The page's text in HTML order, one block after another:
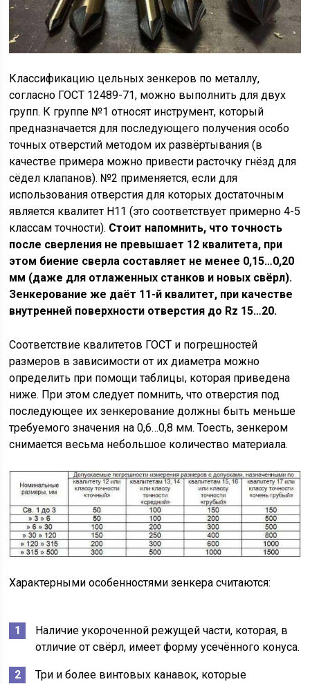
Классификацию цельных зенкеров по металлу,
согласно ГОСТ 12489-71, можно выполнить для двух
групп. К группе №1 относят инструмент, который
предназначается для последующего получения особо
точных отверстий методом их развёртывания (в
качестве примера можно привести расточку гнёзд для
сёдел клапанов). №2 применяется, если для
использования отверстия для которых достаточным
является квалитет Н11 (это соответствует примерно 4-5
классам точности). Стоит напомнить, что точность
после сверления не превышает 12 квалитета, при
этом биение сверла составляет не менее 0,15…0,20
мм (даже для отлаженных станков и новых свёрл).
Зенкерование же даёт 11-й квалитет, при качестве
внутренней поверхности отверстия до Rz 15…20.
Соответствие квалитетов ГОСТ и погрешностей
размеров в зависимости от их диаметра можно
определить при помощи таблицы, которая приведена
ниже. При этом следует помнить, что отверстия под
последующее их зенкерование должны быть меньше
требуемого значения на 0,6…0,8 мм. Тоесть, зенкером
снимается весьма небольшое количество материала.
Характерными особенностями зенкера считаются:
Наличие укороченной режущей части, которая, в
отличие от свёрл, имеет форму усечённого конуса.
Три и более винтовых канавок, которые